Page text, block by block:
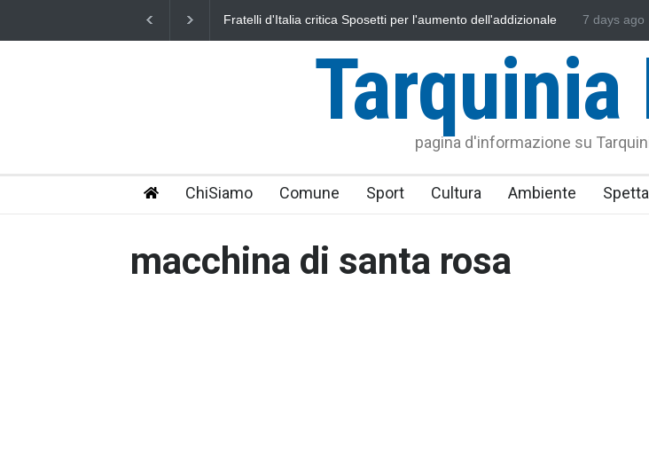
Fratelli d'Italia critica Sposetti per l'aumento dell'addizionale
7 days ago
pagina d'informazione su
ChiSiamo Comune Sport Cultura Ambiente
macchina di santa rosa